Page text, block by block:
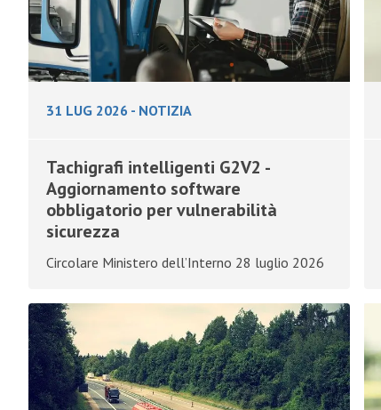
31 LUG 2026 - NOTIZIA
Tachigrafi intelligenti G2V2 -
Aggiornamento software
obbligatorio per vulnerabilità
sicurezza
Circolare Ministero dell’Interno 28 luglio 2026